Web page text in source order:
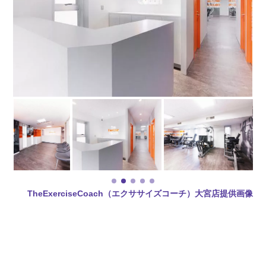
TheExerciseCoach（エクササイズコーチ）大宮店提供画像